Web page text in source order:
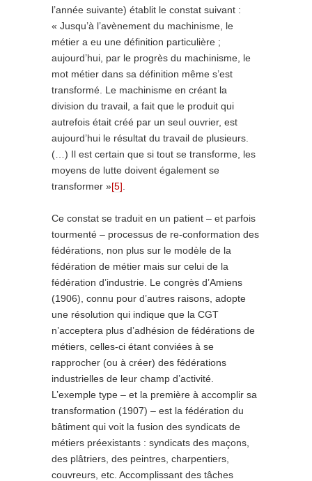
l’année suivante) établit le constat suivant :
« Jusqu’à l’avènement du machinisme, le
métier a eu une définition particulière ;
aujourd’hui, par le progrès du machinisme, le
mot métier dans sa définition même s’est
transformé. Le machinisme en créant la
division du travail, a fait que le produit qui
autrefois était créé par un seul ouvrier, est
aujourd’hui le résultat du travail de plusieurs.
(…) Il est certain que si tout se transforme, les
moyens de lutte doivent également se
transformer »[5]
Ce constat se traduit en un patient – et parfois
tourmenté – processus de re-conformation des
fédérations, non plus sur le modèle de la
fédération de métier mais sur celui de la
fédération d’industrie. Le congrès d’Amiens
(1906), connu pour d’autres raisons, adopte
une résolution qui indique que la CGT
n’acceptera plus d’adhésion de fédérations de
métiers, celles-ci étant conviées à se
rapprocher (ou à créer) des fédérations
industrielles de leur champ d’activité.
L’exemple type – et la première à accomplir sa
transformation (1907) – est la fédération du
bâtiment qui voit la fusion des syndicats de
métiers préexistants : syndicats des maçons,
des plâtriers, des peintres, charpentiers,
couvreurs, etc. Accomplissant des tâches